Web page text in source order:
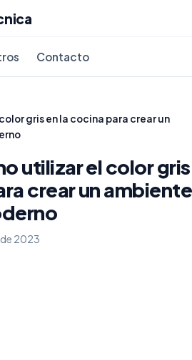
Contacto
gris en la cocina para crear un
utilizar el color gris
crear un ambiente
2023